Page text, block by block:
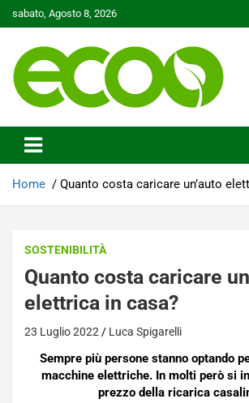
to
sabato, Agosto 8, 2026
Ecoo.it
Home Quanto costa caricare un’auto
SOSTENIBILITÀ
Quanto costa caricare
elettrica in casa?
23 Luglio 2022 Luca Spigarelli
Sempre più persone stanno optando
macchine elettriche. In molti però si
prezzo della ricarica